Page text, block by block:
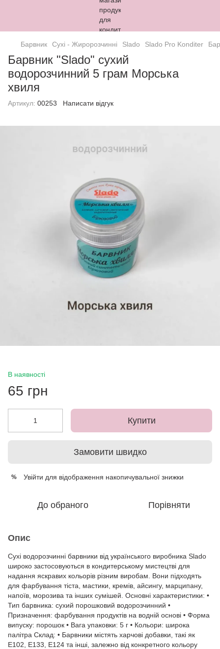
Барвник Сухі - Жиророзчинні Slado Slado Pro Konditer
Барвник "Slado" сухий
водорозчинний 5 грам Морська
хвиля
Артикул: 00253 Написати відгук
В наявності
65 грн
Купити
Замовити швидко
% Увійти для відображення накопичувальної знижки
До обраного Порівняти
Опис
Сухі водорозчинні барвники від українського виробника Slado
широко застосовуються в кондитерському мистецтві для
надання яскравих кольорів різним виробам. Вони підходять
для фарбування тіста, мастики, кремів, айсингу, марципану,
напоїв, морозива та інших сумішей. Основні характеристики: •
Тип барвника: сухий порошковий водорозчинний •
Призначення: фарбування продуктів на водній основі • Форма
випуску: порошок • Вага упаковки: 5 г • Кольори: широка
палітра Склад: • Барвники містять харчові добавки, такі як
Е102, Е133, Е124 та інші, залежно від конкретного кольору